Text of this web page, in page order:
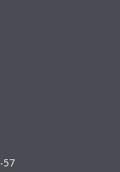
57